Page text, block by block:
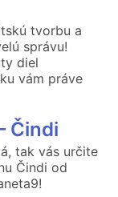
tvorbu a
správu!
diel
vám práve
Čindi
tak vás určite
Čindi od